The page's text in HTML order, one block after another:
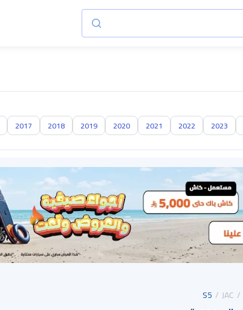
2023
2022
2021
2020
2019
2018
2017
JAC
S5